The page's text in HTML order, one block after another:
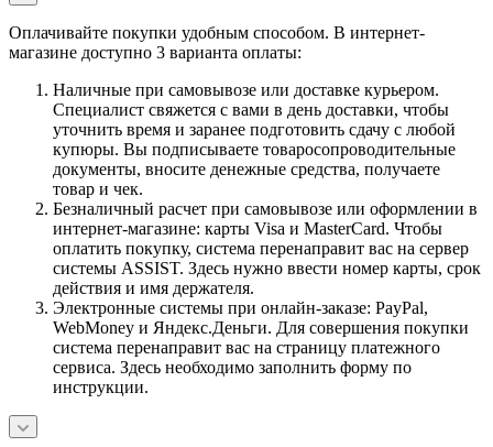
Оплачивайте покупки удобным способом. В интернет-
магазине доступно 3 варианта оплаты:
Наличные при самовывозе или доставке курьером.
Специалист свяжется с вами в день доставки, чтобы
уточнить время и заранее подготовить сдачу с любой
купюры. Вы подписываете товаросопроводительные
документы, вносите денежные средства, получаете
товар и чек.
Безналичный расчет при самовывозе или оформлении в
интернет-магазине: карты Visa и MasterCard. Чтобы
оплатить покупку, система перенаправит вас на сервер
системы ASSIST. Здесь нужно ввести номер карты, срок
действия и имя держателя.
Электронные системы при онлайн-заказе: PayPal,
WebMoney и Яндекс.Деньги. Для совершения покупки
система перенаправит вас на страницу платежного
сервиса. Здесь необходимо заполнить форму по
инструкции.